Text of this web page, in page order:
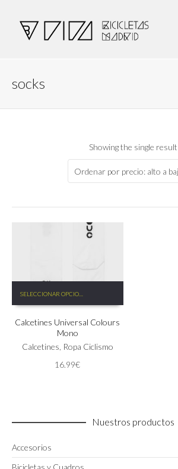
socks
Showing the single result
SELECCIONAR OPCIONES
producto
múltiples
producto
Calcetines Universal Colours
Mono
Calcetines, Ropa Ciclismo
16.99€
Nuestros productos
Accesorios